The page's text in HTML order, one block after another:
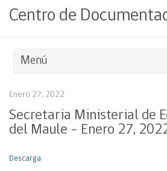
Centro de
Menú
Enero 27, 2022
Secretaria Ministerial de
del Maule – Enero 27,
Descarga